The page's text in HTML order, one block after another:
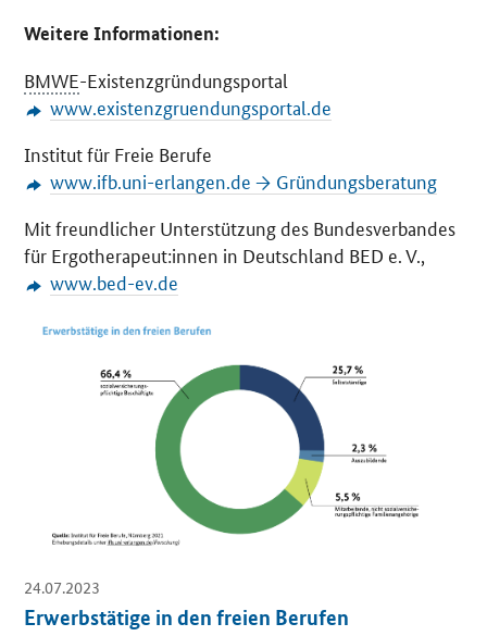
Weitere Informationen:
BMWE-Existenzgründungsportal
www.existenzgruendungsportal.de
Institut für Freie Berufe
www.ifb.uni-erlangen.de → Gründungsberatung
Mit freundlicher Unterstützung des Bundesverbandes
für Ergotherapeut:innen in Deutschland BED e. V.,
www.bed-ev.de
24.07.2023
Erwerbstätige in den freien Berufen
e
l